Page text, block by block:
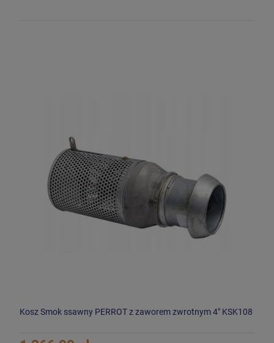
Kosz Smok ssawny PERROT z zaworem zwrotnym 4" KSK108